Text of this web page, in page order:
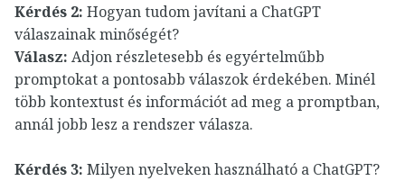
Kérdés 2: Hogyan tudom javítani a ChatGPT
válaszainak minőségét?
Válasz: Adjon részletesebb és egyértelműbb
promptokat a pontosabb válaszok érdekében. Minél
több kontextust és információt ad meg a promptban,
annál jobb lesz a rendszer válasza.
Kérdés 3: Milyen nyelveken használható a ChatGPT?